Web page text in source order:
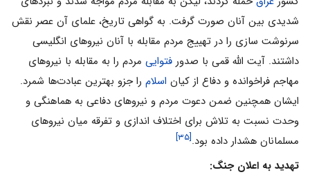
شدیدی بین آنان صورت گرفت. به گواهی تاریخ، علمای آن عصر نقش
سرنوشت سازی را در تهییج مردم مقابله با آنان نیروهای انگلیسی
داشتند. آیت الله قمی با صدور فتوایی مردم را به مقابله با نیروهای
مهاجم فراخوانده و دفاع از کیان اسلام را جزو بهترین عبادت‌ها شمرد.
ایشان همچنین ضمن دعوت مردم و نیروهای دفاعی به هماهنگی و
وحدت نسبت به تلاش برای اختلاف اندازی و تفرقه میان نیروهای
مسلمانان هشدار داده بود.[۳۵]
تهدید به اعلان جنگ: